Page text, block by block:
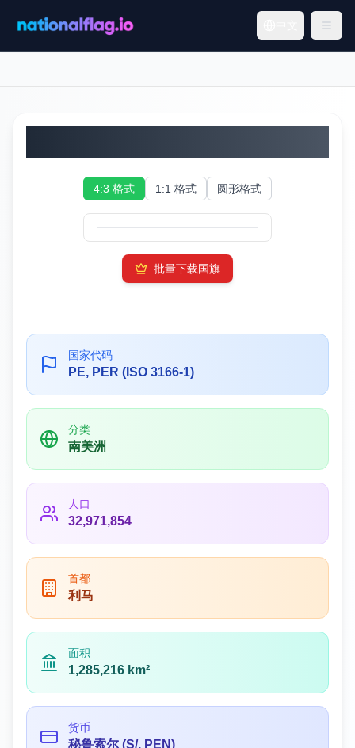
4:3 格式 1:1 格式 圆形格式
批量下载国旗
国家代码
PE, PER (ISO 3166-1)
分类
南美洲
人口
32,971,854
首都
利马
面积
1,285,216 km²
货币
秘鲁索尔 (S/, PEN)